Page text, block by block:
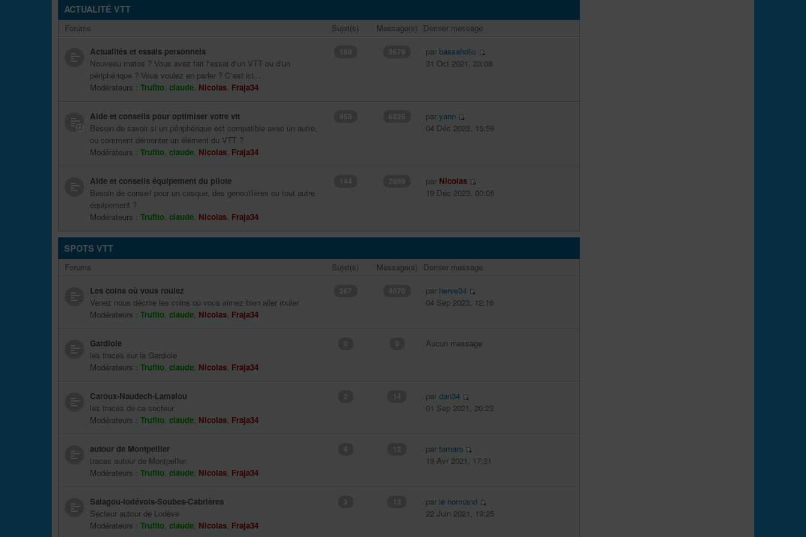
ACTUALITÉ VTT
Forums Sujet(s) Message(s) Dernier message
Actualités et essais personnels
Nouveau matos ? Vous avez fait l'essai d'un VTT ou d'un
périphérique ? Vous voulez en parler ? C'est ici...
Modérateurs : Trufito, claude, Nicolas, Fraja34
180 3679 par bassaholic
31 Oct 2021, 23:08
Aide et conseils pour optimiser votre vtt
Besoin de savoir si un périphérique est compatible avec un autre,
ou comment démonter un élément du VTT ?
Modérateurs : Trufito, claude, Nicolas, Fraja34
450 6835 paryann
04 Déc 2023, 15:59
Aide et conseils équipement du pilote
Besoin de conseil pour un casque, des genouillères ou tout autre
équipement ?
Modérateurs : Trufito, claude, Nicolas, Fraja34
144 2889 par Nicolas
19 Déc 2023, 00:05
SPOTS VTT
Forums Sujet(s) Message(s) Dernier message
Les coins où vous roulez
Venez nous décrire les coins où vous aimez bien aller rouler
Modérateurs : Trufito, claude, Nicolas, Fraja34
267 4070 par herve34
04 Sep 2023, 12:16
Gardiole
les traces sur la Gardiole
Modérateurs : Trufito, claude, Nicolas, Fraja34
0 0 Aucun message
Caroux-Naudech-Lamalou
les traces de ce secteur
Modérateurs : Trufito, claude, Nicolas, Fraja34
2 14 pardan34
01 Sep 2021, 20:23
autour de Montpellier
traces autour de Montpellier
Modérateurs : Trufito, claude, Nicolas, Fraja34
4 12 partamaro
19 Avr 2021, 17:31
Salagou-lodévois-Soubes-Cabrières
Secteur autour de Lodève
Modérateurs : Trufito, claude, Nicolas, Fraja34
3 13 par le normand
22 Juin 2021, 19:25